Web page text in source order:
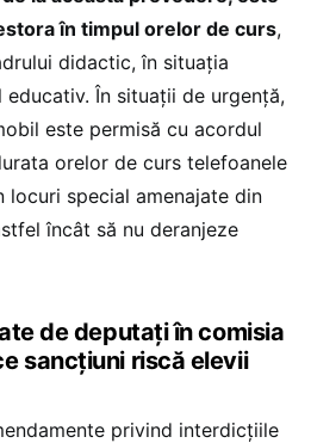
în timpul orelor de curs,
didactic, în situaţia
În situaţii de urgenţă,
este permisă cu acordul
orelor de curs telefoanele
locuri special amenajate din
încât să nu deranjeze
de deputați în comisia
sancțiuni riscă elevii
privind interdicțiile